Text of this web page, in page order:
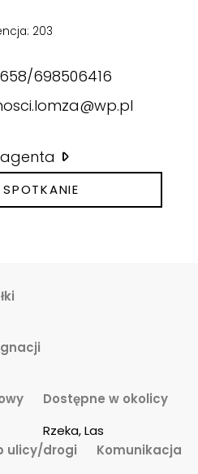
203
698506416
Dostępne w okolicy
Rzeka, Las
ulicy/drogi
Komunikacja